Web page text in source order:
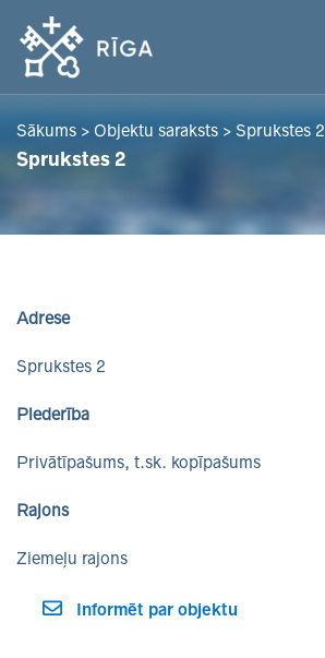
Sākums > Objektu saraksts > Sprukstes 2
Sprukstes 2
Adrese
Sprukstes 2
Piederība
Privātīpašums, t.sk. kopīpašums
Rajons
Ziemeļu rajons
Informēt par objektu